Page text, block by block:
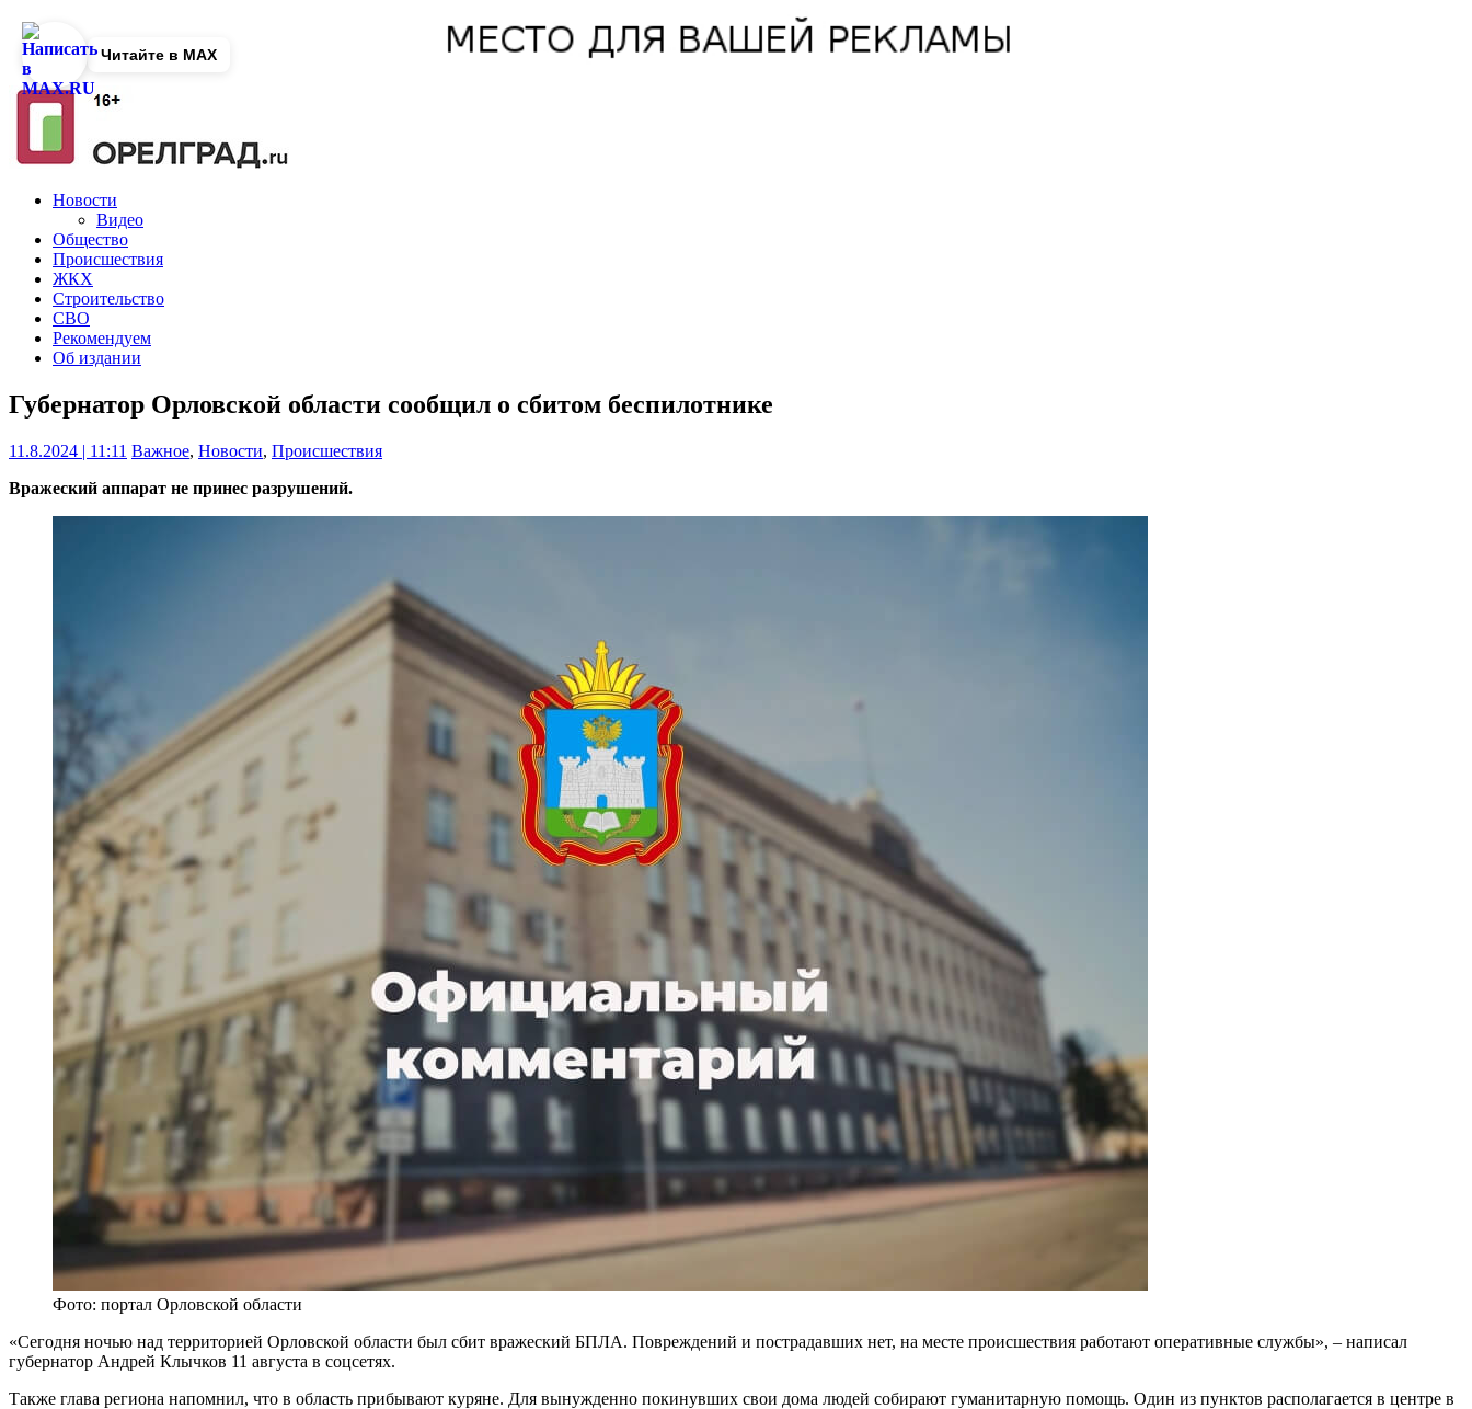
Новости
Видео
Общество
Происшествия
ЖКХ
Строительство
СВО
Рекомендуем
Об издании
Губернатор Орловской области сообщил о сбитом беспилотнике
11.8.2024 | 11:11 Важное, Новости, Происшествия
Вражеский аппарат не принес разрушений.
Фото: портал Орловской области
«Сегодня ночью над территорией Орловской области был сбит вражеский БПЛА. Повреждений и пострадавших нет, на месте происшествия работают оперативные службы», – написал
губернатор Андрей Клычков 11 августа в соцсетях.
Также глава региона напомнил, что в область прибывают куряне. Для вынужденно покинувших свои дома людей собирают гуманитарную помощь. Один из пунктов располагается в центре в
Читайте в MAX